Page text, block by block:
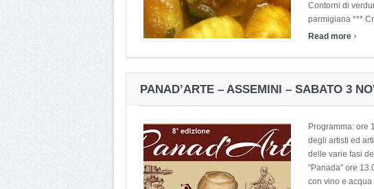
Contorni di
parmigiana ***
Read more ›
PANAD’ARTE – ASSEMINI – SABATO 3
Programma: ore
degli artisti ed
delle varie fasi
"Panada" ore
con vino e